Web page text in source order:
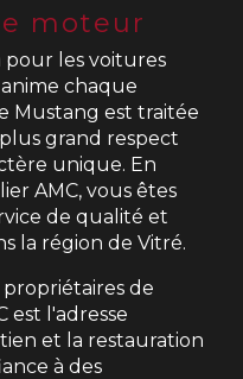
moteur
pour les voitures
chaque
Mustang est traitée
grand respect
unique. En
AMC, vous êtes
de qualité et
la région de Vitré.
de
est l'adresse
et la restauration
à des